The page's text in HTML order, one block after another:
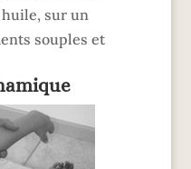
huile, sur un
souples et